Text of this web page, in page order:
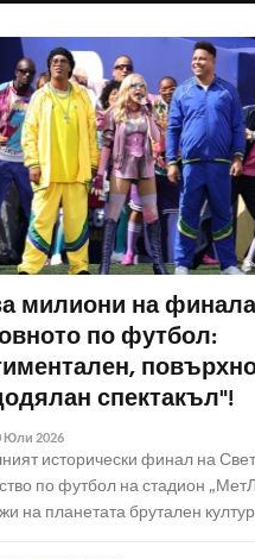
милиони на
по футбол:
спектакъл"!
Юли 2026
исторически финал на
по футбол на стадион
на планетата брутален